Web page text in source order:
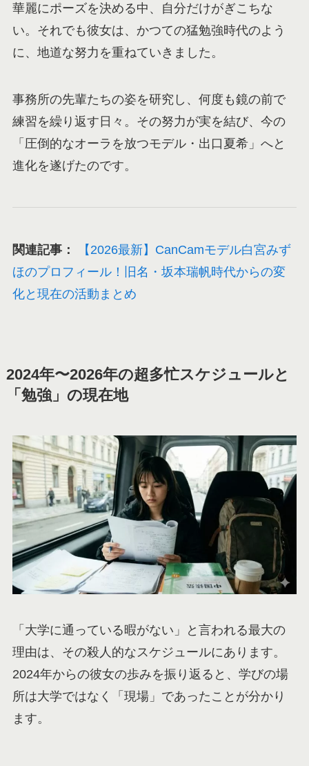
華麗にポーズを決める中、自分だけがぎこちな
い。それでも彼女は、かつての猛勉強時代のよう
に、地道な努力を重ねていきました。
事務所の先輩たちの姿を研究し、何度も鏡の前で
練習を繰り返す日々。その努力が実を結び、今の
「圧倒的なオーラを放つモデル・出口夏希」へと
進化を遂げたのです。
関連記事：
【2026最新】CanCamモデル白宮みず
ほのプロフィール！旧名・坂本瑞帆時代からの変
化と現在の活動まとめ
2024年〜2026年の超多忙スケジュールと
「勉強」の現在地
「大学に通っている暇がない」と言われる最大の
理由は、その殺人的なスケジュールにあります。
2024年からの彼女の歩みを振り返ると、学びの場
所は大学ではなく「現場」であったことが分かり
ます。